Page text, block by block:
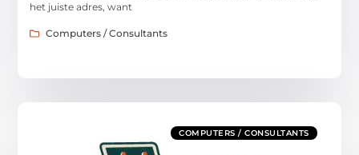
het juiste adres, want
Computers / Consultants
COMPUTERS / CONSULTANTS